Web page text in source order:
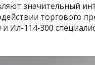
значительный
торгового
Ил-114-300